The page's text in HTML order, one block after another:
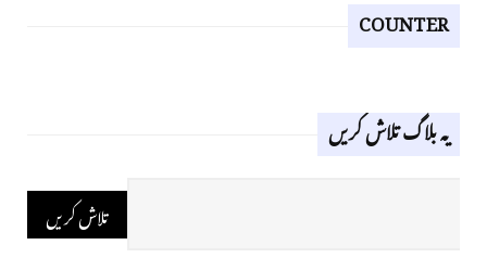
COUNTER
یہ بلاگ تلاش کریں